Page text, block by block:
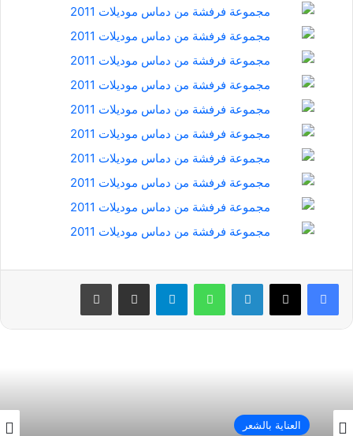
فيسبوك لينكدإن واتساب
العناية بالشعر